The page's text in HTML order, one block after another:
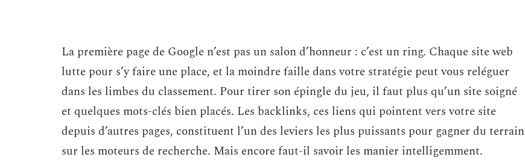
La première page de Google n’est pas un salon d’honneur : c’est un ring. Chaque site web
lutte pour s’y faire une place, et la moindre faille dans votre stratégie peut vous reléguer
dans les limbes du classement. Pour tirer son épingle du jeu, il faut plus qu’un site soigné
et quelques mots-clés bien placés. Les backlinks, ces liens qui pointent vers votre site
depuis d’autres pages, constituent l’un des leviers les plus puissants pour gagner du terrain
sur les moteurs de recherche. Mais encore faut-il savoir les manier intelligemment.